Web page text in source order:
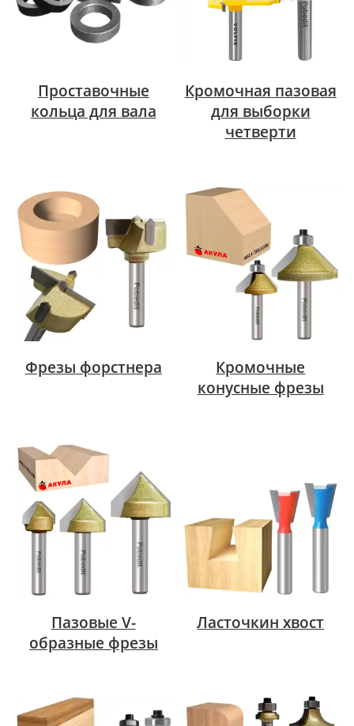
Проставочные
кольца для вала
Кромочная пазовая
для выборки
четверти
Фрезы форстнера
Кромочные
конусные фрезы
Пазовые V-
образные фрезы
Ласточкин хвост